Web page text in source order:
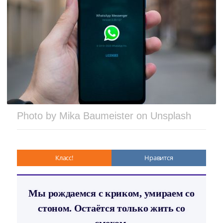
Photo by Mika Baumeister on Unsplash
Класс! Нравится
Мы рождаемся с криком, умираем со
стоном. Остаётся только жить со